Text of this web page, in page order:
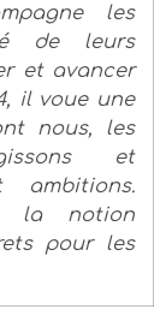
les
de leurs
et avancer
il voue une
nous, les
et
ambitions.
la notion
pour les